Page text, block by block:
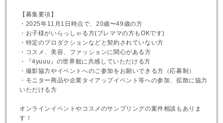
【募集要項】
・2025年11月1日時点で、20歳〜49歳の方
・お子様がいらっしゃる方(プレママの方もOKです)
・特定のプロダクションなどと契約されていない方
・コスメ、美容、ファッションに関心がある方
・『4yuuu』の世界観に共感していただける方
・撮影協力やイベントへのご参加をお願いできる方（応募制）
・モニター商品や企業タイアップイベント等への参加、拡散に協力
いただける方
オンラインイベントやコスメのサンプリングの案件相談もありま
す！